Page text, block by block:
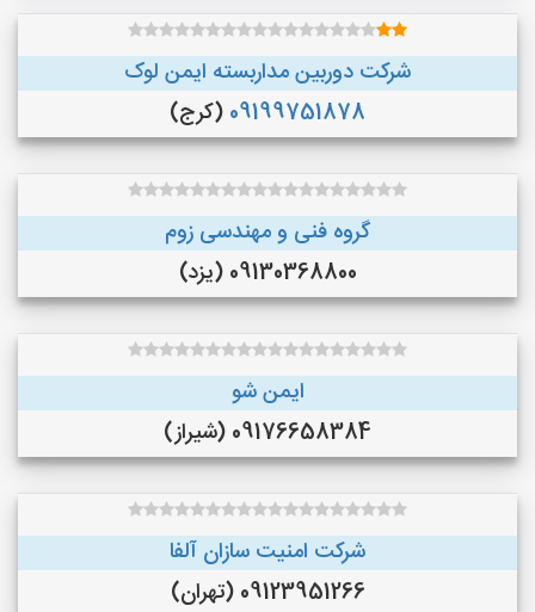
شرکت دوربین مداربسته ایمن لوک
09199751878 (کرج)
گروه فنی و مهندسی زوم
09130368800 (یزد)
ایمن شو
09176658384 (شیراز)
شرکت امنیت سازان آلفا
09123951266 (تهران)